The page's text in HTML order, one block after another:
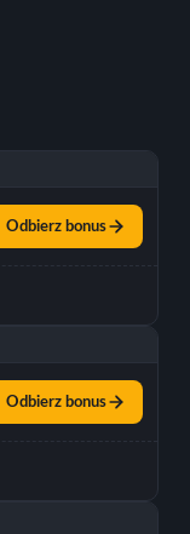
Odbierz bonus
Odbierz bonus